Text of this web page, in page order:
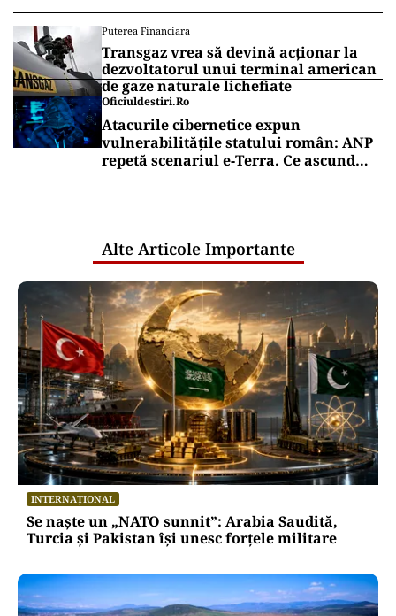
Puterea Financiara
Transgaz vrea să devină acționar la
dezvoltatorul unui terminal american
de gaze naturale lichefiate
Oficiuldestiri.ro
Atacurile cibernetice expun
vulnerabilitățile statului român: ANP
repetă scenariul e‑Terra. Ce ascund
Alte Articole Importante
INTERNAȚIONAL
Se naște un „NATO sunnit”: Arabia Saudită,
Turcia și Pakistan își unesc forțele militare